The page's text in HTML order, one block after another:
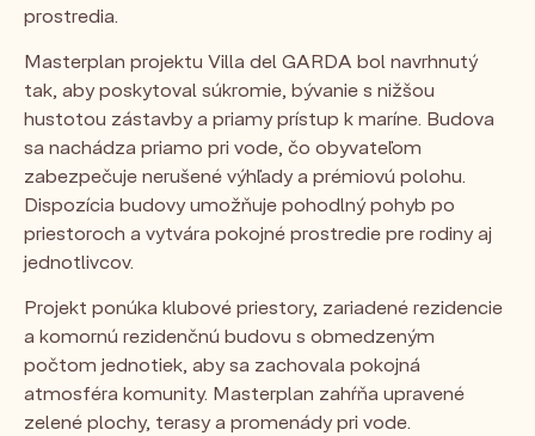
prostredia.
Masterplan projektu Villa del GARDA bol navrhnutý
tak, aby poskytoval súkromie, bývanie s nižšou
hustotou zástavby a priamy prístup k maríne. Budova
sa nachádza priamo pri vode, čo obyvateľom
zabezpečuje nerušené výhľady a prémiovú polohu.
Dispozícia budovy umožňuje pohodlný pohyb po
priestoroch a vytvára pokojné prostredie pre rodiny aj
jednotlivcov.
Projekt ponúka klubové priestory, zariadené rezidencie
a komornú rezidenčnú budovu s obmedzeným
počtom jednotiek, aby sa zachovala pokojná
atmosféra komunity. Masterplan zahŕňa upravené
zelené plochy, terasy a promenády pri vode.